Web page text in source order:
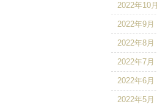
2022年10月
2022年9月
2022年8月
2022年7月
2022年6月
2022年5月